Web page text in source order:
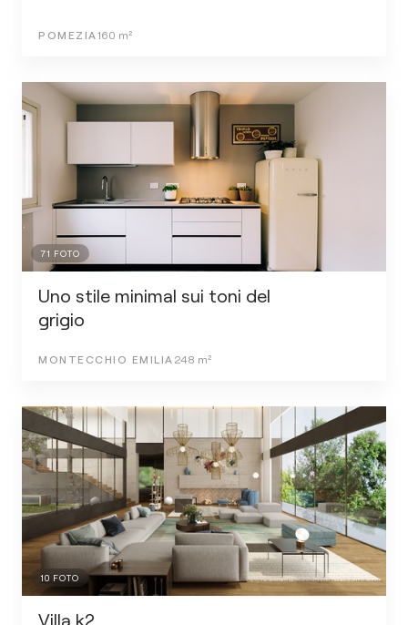
POMEZIA 160 m²
71 FOTO
Uno stile minimal sui toni del
grigio
MONTECCHIO EMILIA 248 m²
10 FOTO
Villa k2